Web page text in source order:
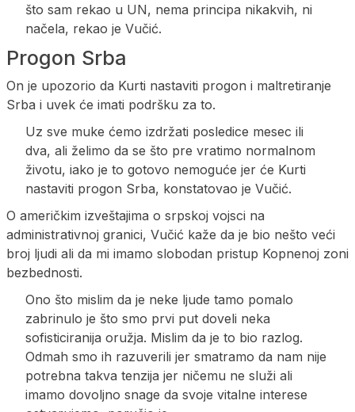
što sam rekao u UN, nema principa nikakvih, ni
načela, rekao je Vučić.
Progon Srba
On je upozorio da Kurti nastaviti progon i maltretiranje
Srba i uvek će imati podršku za to.
Uz sve muke ćemo izdržati posledice mesec ili
dva, ali želimo da se što pre vratimo normalnom
životu, iako je to gotovo nemoguće jer će Kurti
nastaviti progon Srba, konstatovao je Vučić.
O američkim izveštajima o srpskoj vojsci na
administrativnoj granici, Vučić kaže da je bio nešto veći
broj ljudi ali da mi imamo slobodan pristup Kopnenoj zoni
bezbednosti.
Ono što mislim da je neke ljude tamo pomalo
zabrinulo je što smo prvi put doveli neka
sofisticiranija oružja. Mislim da je to bio razlog.
Odmah smo ih razuverili jer smatramo da nam nije
potrebna takva tenzija jer ničemu ne služi ali
imamo dovoljno snage da svoje vitalne interese